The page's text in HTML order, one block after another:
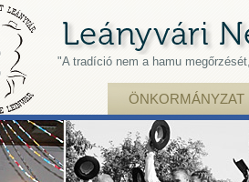
"A tradíció nem a hamu
ÖNKORMÁNYZAT